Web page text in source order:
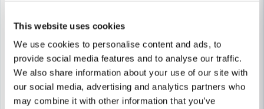
This website uses cookies
We use cookies to personalise content and ads, to
provide social media features and to analyse our traffic.
We also share information about your use of our site with
our social media, advertising and analytics partners who
may combine it with other information that you’ve
Skicka fråga